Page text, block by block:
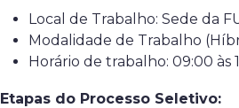
Local de Trabalho: Sede da
Modalidade de Trabalho
Horário de trabalho: 09:00 às
Etapas do Processo Seletivo: